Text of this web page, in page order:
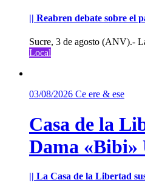
|| Reabren debate sobre el
Sucre, 3 de agosto (ANV).-
Local
03/08/2026 Ce ere & ese
Casa de la
Dama
|| La Casa de la Libertad